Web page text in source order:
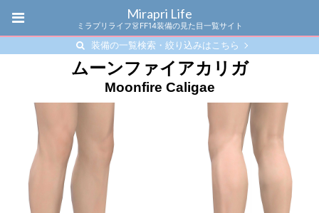
Mirapri Life
ミラプリライフ👗FF14装備の見た目一覧サイト
装備の一覧検索・絞り込みはこちら
ムーンファイアカリガ
Moonfire Caligae